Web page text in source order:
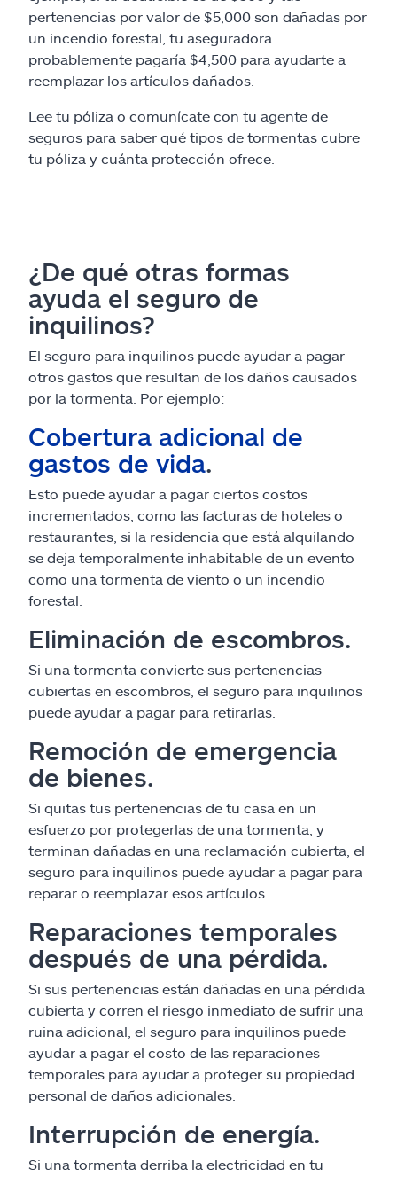
pertenencias por valor de $5,000 son dañadas por
un incendio forestal, tu aseguradora
probablemente pagaría $4,500 para ayudarte a
reemplazar los artículos dañados.
Lee tu póliza o comunícate con tu agente de
seguros para saber qué tipos de tormentas cubre
tu póliza y cuánta protección ofrece.
¿De qué otras formas
ayuda el seguro de
inquilinos?
El seguro para inquilinos puede ayudar a pagar
otros gastos que resultan de los daños causados
por la tormenta. Por ejemplo:
Cobertura adicional de
gastos de vida.
Esto puede ayudar a pagar ciertos costos
incrementados, como las facturas de hoteles o
restaurantes, si la residencia que está alquilando
se deja temporalmente inhabitable de un evento
como una tormenta de viento o un incendio
forestal.
Eliminación de escombros.
Si una tormenta convierte sus pertenencias
cubiertas en escombros, el seguro para inquilinos
puede ayudar a pagar para retirarlas.
Remoción de emergencia
de bienes.
Si quitas tus pertenencias de tu casa en un
esfuerzo por protegerlas de una tormenta, y
terminan dañadas en una reclamación cubierta, el
seguro para inquilinos puede ayudar a pagar para
reparar o reemplazar esos artículos.
Reparaciones temporales
después de una pérdida.
Si sus pertenencias están dañadas en una pérdida
cubierta y corren el riesgo inmediato de sufrir una
ruina adicional, el seguro para inquilinos puede
ayudar a pagar el costo de las reparaciones
temporales para ayudar a proteger su propiedad
personal de daños adicionales.
Interrupción de energía.
Si una tormenta derriba la electricidad en tu